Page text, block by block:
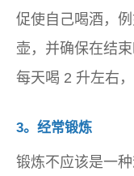
促使自己喝酒，
壶，并确保在结
每天喝 2 升左右
3。经常锻炼
锻炼不应该是一